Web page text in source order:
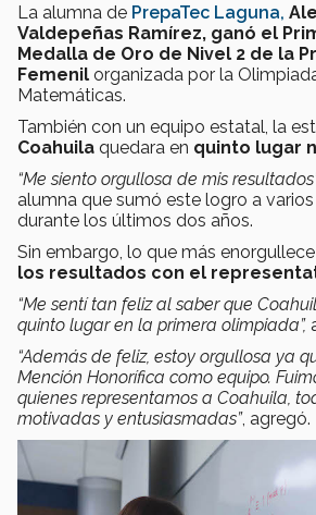
La alumna de PrepaTec Laguna,
Valdepeñas Ramírez, ganó el
Medalla de Oro de Nivel 2 de la
Femenil organizada por la
Matemáticas.
También con un equipo estatal, la
Coahuila quedara en quinto lugar
“Me siento orgullosa de mis
alumna que sumó este logro a
durante los últimos dos años.
Sin embargo, lo que más
los resultados con el
“Me sentí tan feliz al saber que
quinto lugar en la primera olimpiada”,
“Además de feliz, estoy orgullosa ya
Mención Honorífica como equipo.
quienes representamos a Coahuila,
motivadas y entusiasmadas”, agregó.